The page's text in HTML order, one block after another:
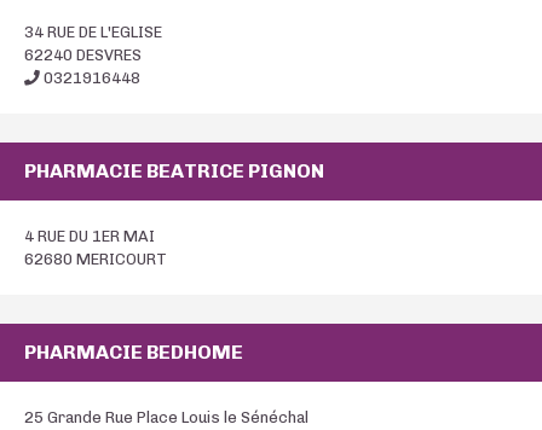
34 RUE DE L'EGLISE
62240 DESVRES
0321916448
PHARMACIE BEATRICE PIGNON
4 RUE DU 1ER MAI
62680 MERICOURT
PHARMACIE BEDHOME
25 Grande Rue Place Louis le Sénéchal